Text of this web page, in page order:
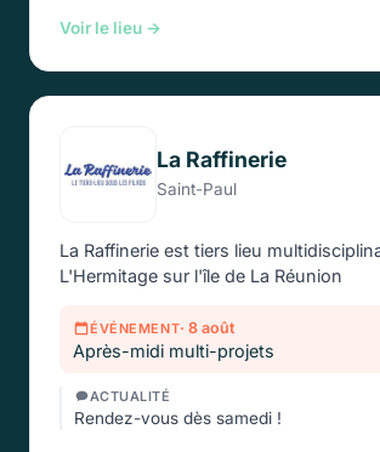
Voir le lieu →
La Raffinerie
Saint-Paul
La Raffinerie est tiers lieu
L'Hermitage sur l'île de La Réunion
ÉVÉNEMENT· 8 août
Après-midi multi-projets
ACTUALITÉ
Rendez-vous dès samedi !